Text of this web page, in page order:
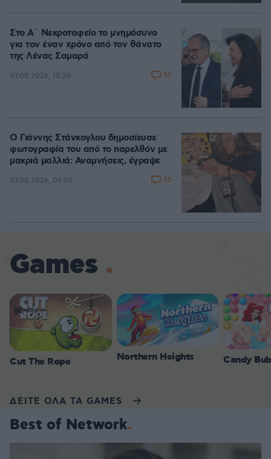
Στο Α΄ Νεκροταφείο το μνημόσυνο
για τον έναν χρόνο από τον θάνατο
της Λένας Σαμαρά
07.08.2026, 10:26 55
Ο Γιάννης Στάνκογλου δημοσίευσε
φωτογραφία του από το παρελθόν με
μακριά μαλλιά: Αναμνήσεις, έγραψε
07.08.2026, 09:09 55
Games
Cut The Rope Northern Heights Candy
ΔΕΙΤΕ ΟΛΑ ΤΑ GAMES
Best of Network